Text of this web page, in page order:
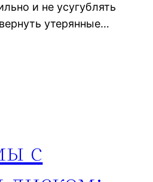
и не усугублять
утерянные…
с